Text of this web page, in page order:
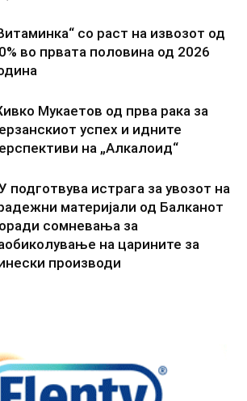
со раст на извозот од
во првата половина од 2026
Мукаетов од прва рака за
успех и идните
на „Алкалоид“
подготвува истрага за увозот на
материјали од Балканот
сомневања за
на царините за
производи